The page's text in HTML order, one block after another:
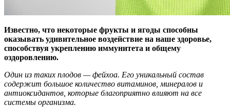
Известно, что некоторые фрукты и ягоды способны
оказывать удивительное воздействие на наше здоровье,
способствуя укреплению иммунитета и общему
оздоровлению.
Один из таких плодов — фейхоа. Его уникальный состав
содержит большое количество витаминов, минералов и
антиоксидантов, которые благоприятно влияют на все
системы организма.